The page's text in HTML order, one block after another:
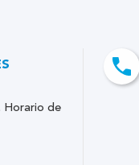
Horario de